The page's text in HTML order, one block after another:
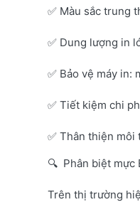
✅ Màu sắc trung
✅ Dung lượng in
✅ Bảo vệ máy in:
✅ Tiết kiệm chi
✅ Thân thiện
🔍 Phân biệt mực
Trên thị trường